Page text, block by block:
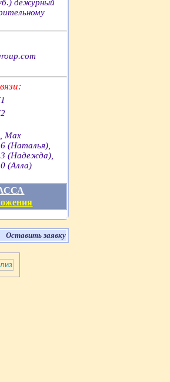
дежурный
Max
(Наталья),
(Надежда),
(Алла)
Оставить заявку